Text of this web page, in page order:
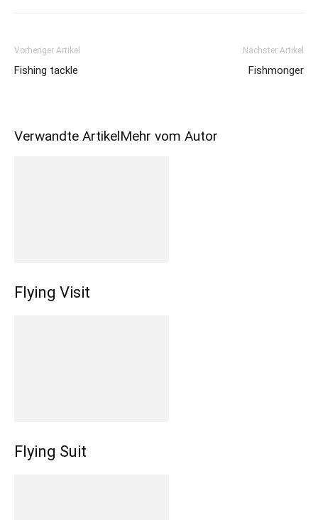
Vorheriger Artikel
Fishing tackle
Nächster Artikel
Fishmonger
Verwandte ArtikelMehr vom Autor
Flying Visit
Flying Suit